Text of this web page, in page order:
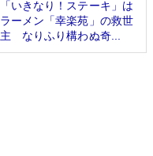
「いきなり！ステーキ」は
ラーメン「幸楽苑」の救世
主 なりふり構わぬ奇...